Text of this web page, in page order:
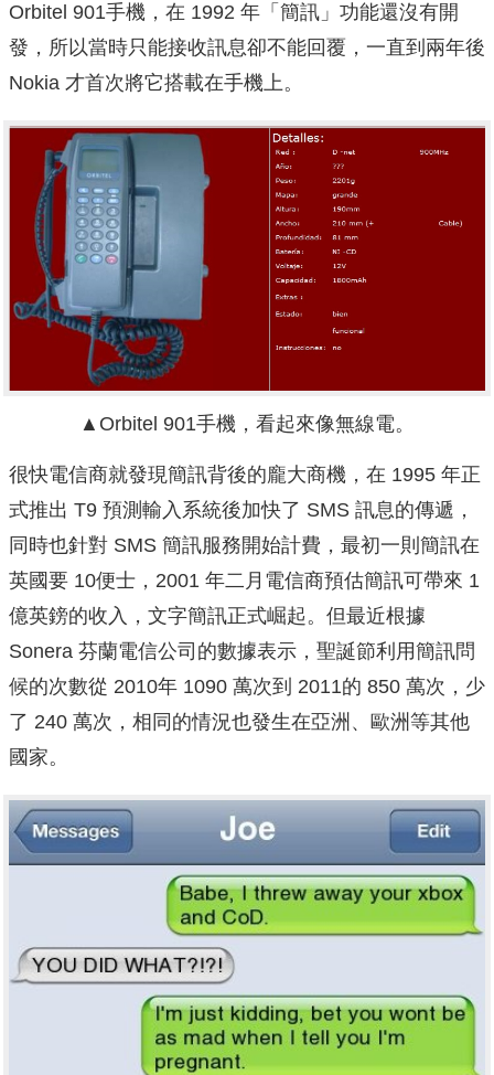
Orbitel 901手機，在 1992 年「簡訊」功能還沒有開
發，所以當時只能接收訊息卻不能回覆，一直到兩年後
Nokia 才首次將它搭載在手機上。
▲ Orbitel 901手機，看起來像無線電。
很快電信商就發現簡訊背後的龐大商機，在 1995 年正
式推出 T9 預測輸入系統後加快了 SMS 訊息的傳遞，
同時也針對 SMS 簡訊服務開始計費，最初一則簡訊在
英國要 10便士，2001 年二月電信商預估簡訊可帶來 1
億英鎊的收入，文字簡訊正式崛起。但最近根據
Sonera 芬蘭電信公司的數據表示，聖誕節利用簡訊問
候的次數從 2010年 1090 萬次到 2011的 850 萬次，少
了 240 萬次，相同的情況也發生在亞洲、歐洲等其他
國家。